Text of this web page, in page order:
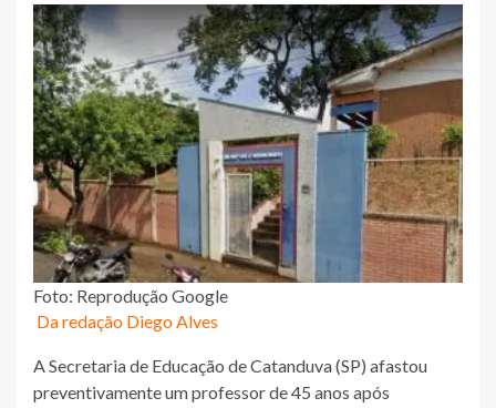
Foto: Reprodução Google
Da redação Diego Alves
A Secretaria de Educação de Catanduva (SP) afastou
preventivamente um professor de 45 anos após